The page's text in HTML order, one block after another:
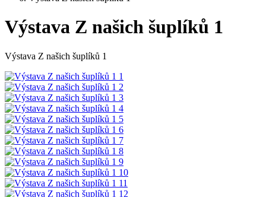
Výstava Z našich šuplíků 1
Výstava Z našich šuplíků 1